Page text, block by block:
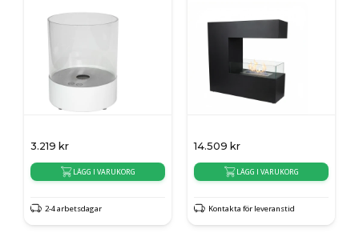
3.219 kr
LÄGG I VARUKORG
2-4 arbetsdagar
14.509 kr
LÄGG I VARUKORG
Kontakta för leveranstid